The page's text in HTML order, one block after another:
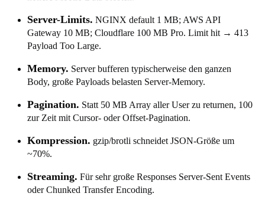
Server-Limits. NGINX default 1 MB; AWS API
Gateway 10 MB; Cloudflare 100 MB Pro. Limit hit → 413
Payload Too Large.
Memory. Server bufferen typischerweise den ganzen
Body, große Payloads belasten Server-Memory.
Pagination. Statt 50 MB Array aller User zu returnen, 100
zur Zeit mit Cursor- oder Offset-Pagination.
Kompression. gzip/brotli schneidet JSON-Größe um
~70%.
Streaming. Für sehr große Responses Server-Sent Events
oder Chunked Transfer Encoding.